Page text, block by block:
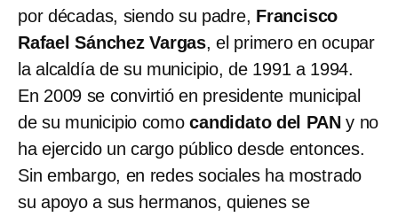
por décadas, siendo su padre, Francisco
Rafael Sánchez Vargas, el primero en ocupar
la alcaldía de su municipio, de 1991 a 1994.
En 2009 se convirtió en presidente municipal
de su municipio comocandidato del PANy no
ha ejercido un cargo público desde entonces.
Sin embargo, en redes sociales ha mostrado
su apoyo a sus hermanos, quienes se